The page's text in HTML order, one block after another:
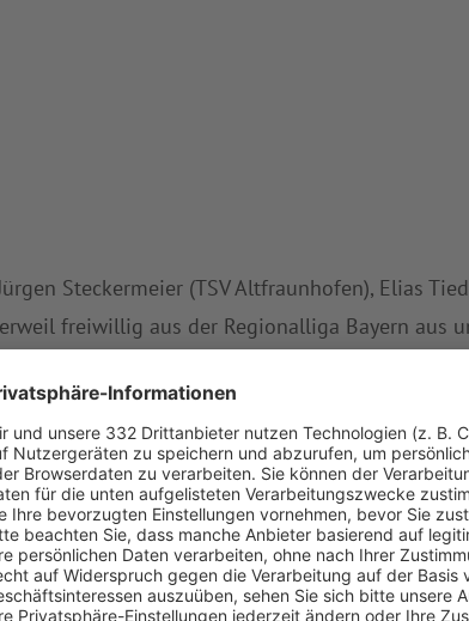
Steckermeier (TSV Altfraunhofen), Elias
freiwillig aus der Regionalliga Bayern aus
offiziell verabschiedet. Elia Schneider
wie Nicolas Dolderer (SV Bernried),
die den Aufstieg aus der Landesliga geschafft
Patrick Höfer (1. SC Feucht), Felix Brandstätter
zur neuen Runde eine Klasse tiefer und zählen
und unterwww.bfv.de/spitzen-